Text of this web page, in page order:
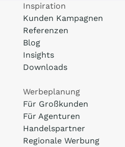
Inspiration
Kunden Kampagnen
Referenzen
Blog
Insights
Downloads
Werbeplanung
Für Großkunden
Für Agenturen
Handelspartner
Regionale Werbung